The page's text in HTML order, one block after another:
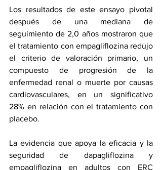
Los resultados de este ensayo pivotal
después de una mediana de
seguimiento de 2,0 años mostraron que
el tratamiento con empagliflozina redujo
el criterio de valoración primario, un
compuesto de progresión de la
enfermedad renal o muerte por causas
cardiovasculares, en un significativo
28% en relación con el tratamiento con
placebo.
La evidencia que apoya la eficacia y la
seguridad de dapagliflozina y
empagliflozina en adultos con ERC